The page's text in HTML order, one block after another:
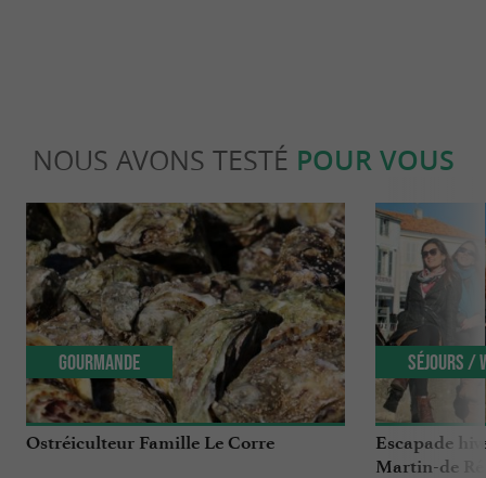
NOUS AVONS TESTÉ POUR VOUS
Ostréiculteur Famille Le Corre
Gourmande
Escapade
Martin-de Ré
Séjours /